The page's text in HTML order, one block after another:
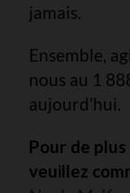
jamais.
Ensemble,
nous au 1
aujourd’hui.
Pour de
veuillez